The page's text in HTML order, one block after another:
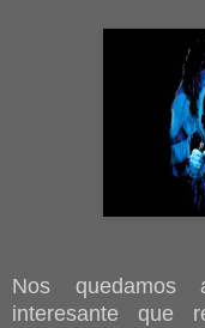
Nos
interesante que